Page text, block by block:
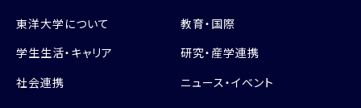
東洋大学について
教育・国際
学生生活・キャリア
研究・産学連携
社会連携
ニュース・イベント